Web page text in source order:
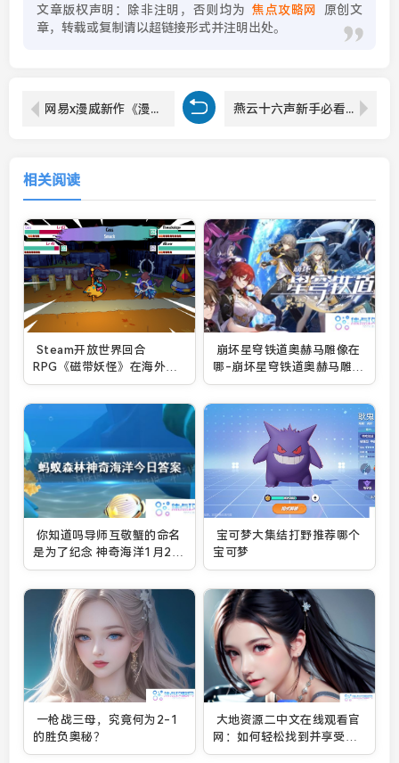
文章版权声明：除非注明，否则均为 焦点攻略网
原创文
章，转载或复制请以超链接形式并注明出处。
网易x漫威新作《漫威：神秘混乱》1月8日21点开启海外Beta测试！ 燕云十六声新手必看问题答疑
相关阅读
Steam开放世界回合
RPG《磁带妖怪》在海外双
端上线！
崩坏星穹铁道奥赫马雕像在
哪-崩坏星穹铁道奥赫马雕像
位置
你知道吗导师互敬蟹的命名
是为了纪念 神奇海洋1月20
日答案
宝可梦大集结打野推荐哪个
宝可梦
一枪战三母，究竟何为2-1
的胜负奥秘？
大地资源二中文在线观看官
网：如何轻松找到并享受丰
富中文资源？